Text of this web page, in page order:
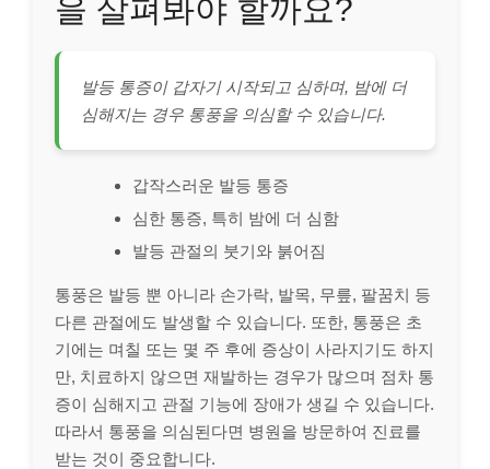
을 살펴봐야 할까요?
발등 통증이 갑자기 시작되고 심하며, 밤에 더
심해지는 경우 통풍을 의심할 수 있습니다.
갑작스러운 발등 통증
심한 통증, 특히 밤에 더 심함
발등 관절의 붓기와 붉어짐
통풍은 발등 뿐 아니라 손가락, 발목, 무릎, 팔꿈치 등
다른 관절에도 발생할 수 있습니다. 또한, 통풍은 초
기에는 며칠 또는 몇 주 후에 증상이 사라지기도 하지
만, 치료하지 않으면 재발하는 경우가 많으며 점차 통
증이 심해지고 관절 기능에 장애가 생길 수 있습니다.
따라서 통풍을 의심된다면 병원을 방문하여 진료를
받는 것이 중요합니다.